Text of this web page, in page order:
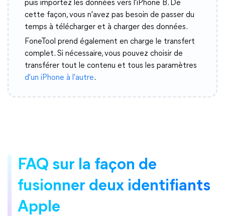
puis importez les données vers l'iPhone B. De
cette façon, vous n'avez pas besoin de passer du
temps à télécharger et à charger des données.
FoneTool prend également en charge le transfert
complet. Si nécessaire, vous pouvez choisir de
transférer tout le contenu et tous les paramètres
d'un iPhone à l'autre.
FAQ sur la façon de
fusionner deux identifiants
Apple